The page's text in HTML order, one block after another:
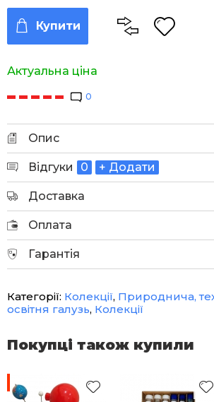
Актуальна ціна
Купити
0
Опис
Відгуки 0 + Додати
Доставка
Оплата
Гарантія
Категорії: Колекції, Природнича,
освітня галузь, Колекції
Покупці також купили
-12%